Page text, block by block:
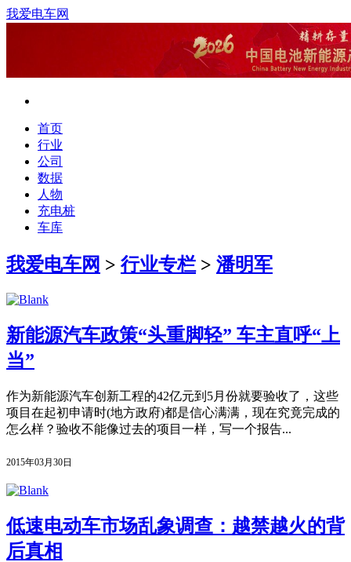
我爱电车网
首页
行业
公司
数据
人物
充电桩
车库
我爱电车网 > 行业专栏> 潘明军
新能源汽车政策“头重脚轻” 车主直呼“上
当”
作为新能源汽车创新工程的42亿元到5月份就要验收了，这些
项目在起初申请时(地方政府)都是信心满满，现在究竟完成的
怎么样？验收不能像过去的项目一样，写一个报告...
2015年03月30日
低速电动车市场乱象调查：越禁越火的背
后真相